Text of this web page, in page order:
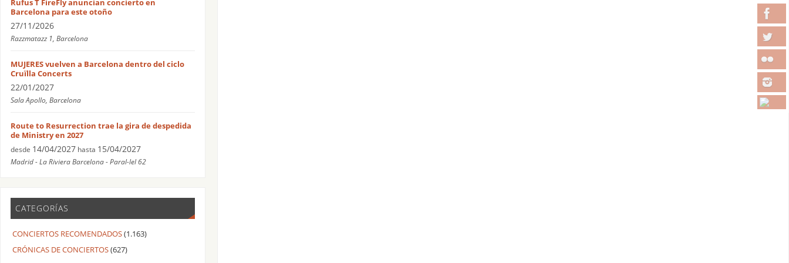
Barcelona para este otoño
27/11/2026
Razzmatazz 1, Barcelona
MUJERES vuelven a Barcelona dentro del ciclo
Cruïlla Concerts
22/01/2027
Sala Apollo, Barcelona
Route to Resurrection trae la gira de despedida
de Ministry en 2027
desde 14/04/2027 hasta 15/04/2027
Madrid - La Riviera Barcelona - Paral-lel 62
CATEGORÍAS
CONCIERTOS RECOMENDADOS(1.163)
CRÓNICAS DE CONCIERTOS(627)